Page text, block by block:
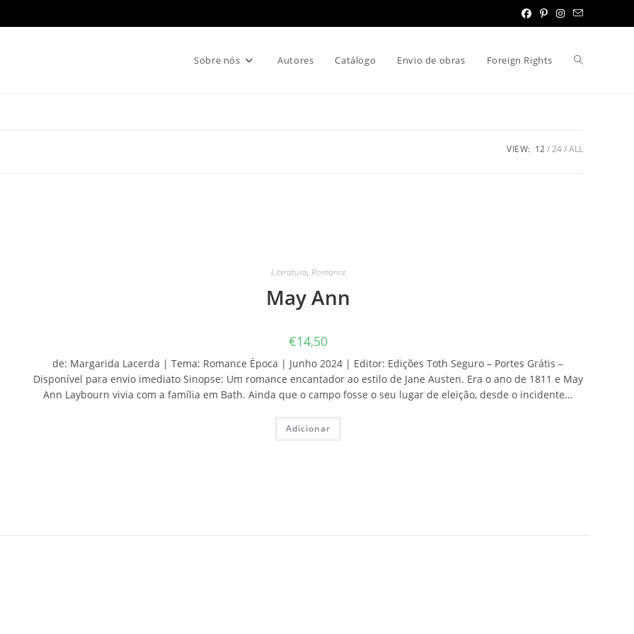
Sobre nós Autores Catálogo Envio de obras Foreign Rights Toggle
VIEW: 12 24 ALL
Literatura, Romance
May Ann
€14,50
de: Margarida Lacerda | Tema: Romance Época | Junho 2024 | Editor: Edições Toth Seguro – Portes Grátis –
Disponível para envio imediato Sinopse: Um romance encantador ao estilo de Jane Austen. Era o ano de 1811 e May
Ann Laybourn vivia com a família em Bath. Ainda que o campo fosse o seu lugar de eleição, desde o incidente…
Adicionar